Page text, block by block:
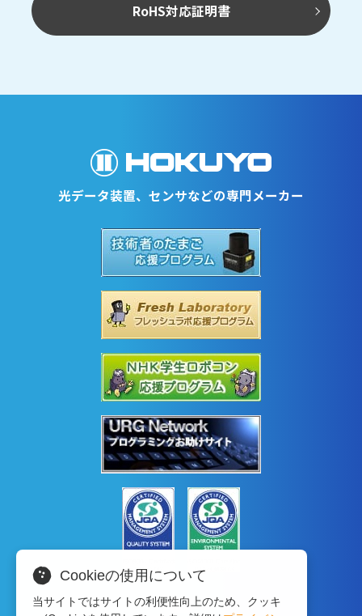
RoHS対応証明書
光データ装置、センサなどの専門メーカー
Cookieの使用について
当サイトではサイトの利便性向上のため、クッキ